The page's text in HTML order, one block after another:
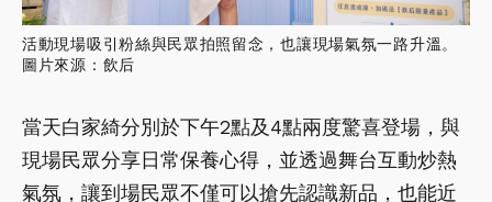
活動現場吸引粉絲與民眾拍照留念，也讓現場氣氛一路升溫。
圖片來源：飲后
當天白家綺分別於下午2點及4點兩度驚喜登場，與
現場民眾分享日常保養心得，並透過舞台互動炒熱
氣氛，讓到場民眾不僅可以搶先認識新品，也能近